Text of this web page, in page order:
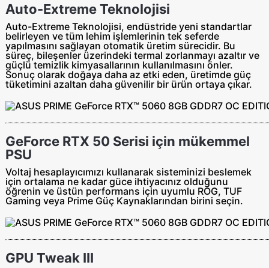
Auto-Extreme Teknolojisi
Auto-Extreme Teknolojisi, endüstride yeni standartlar
belirleyen ve tüm lehim işlemlerinin tek seferde
yapılmasını sağlayan otomatik üretim sürecidir. Bu
süreç, bileşenler üzerindeki termal zorlanmayı azaltır ve
güçlü temizlik kimyasallarının kullanılmasını önler.
Sonuç olarak doğaya daha az etki eden, üretimde güç
tüketimini azaltan daha güvenilir bir ürün ortaya çıkar.
GeForce RTX 50 Serisi için mükemmel
PSU
Voltaj hesaplayıcımızı kullanarak sisteminizi beslemek
için ortalama ne kadar güce ihtiyacınız olduğunu
öğrenin ve üstün performans için uyumlu ROG, TUF
Gaming veya Prime Güç Kaynaklarından birini seçin.
GPU Tweak III